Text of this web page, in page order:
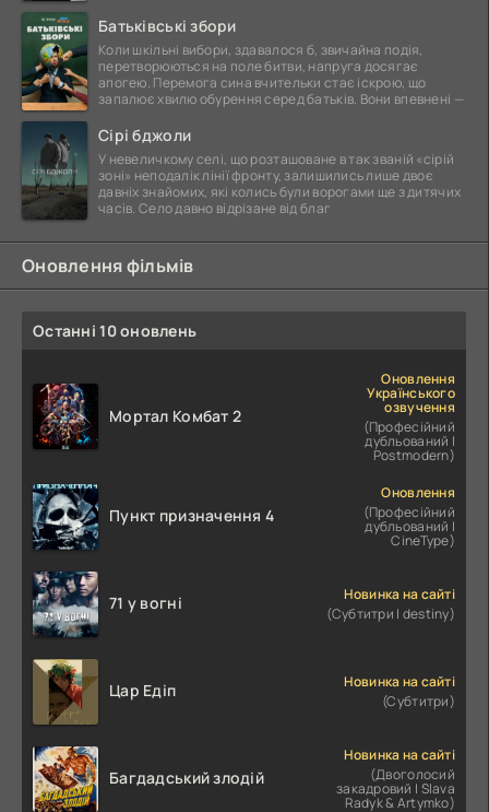
Батьківські збори
Коли шкільні вибори, здавалося б, звичайна подія,
перетворюються на поле битви, напруга досягає
апогею. Перемога сина вчительки стає іскрою, що
запалює хвилю обурення серед батьків. Вони впевнені —
Сірі бджоли
У невеличкому селі, що розташоване в так званій «сірій
зоні» неподалік лінії фронту, залишились лише двоє
давніх знайомих, які колись були ворогами ще з дитячих
часів. Село давно відрізане від благ
Оновлення фільмів
Останні 10 оновлень
Мортал Комбат 2
Оновлення
Українського
озвучення
(Професійний
дубльований |
Postmodern)
Пункт призначення 4
Оновлення
(Професійний
дубльований |
CineType)
71 у вогні
Новинка на сайті
(Субтитри | destiny)
Цар Едіп
Новинка на сайті
(Субтитри)
Багдадський злодій
Новинка на сайті
(Двоголосий
закадровий | Slava
Radyk & Artymko)